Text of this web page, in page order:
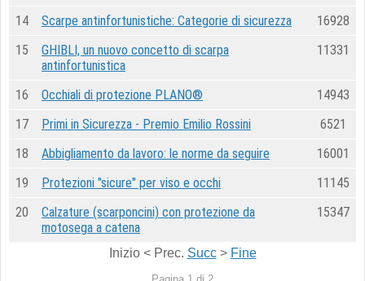
14
Scarpe antinfortunistiche: Categorie di sicurezza
16928
15
GHIBLI, un nuovo concetto di scarpa
antinfortunistica
11331
16 Occhiali di protezione PLANO®
14943
17
Primi in Sicurezza - Premio Emilio Rossini
6521
18
Abbigliamento da lavoro: le norme da seguire
16001
19
Protezioni "sicure" per viso e occhi
11145
20
Calzature (scarponcini) con protezione da
motosega a catena
15347
Inizio< Prec. Succ> Fine